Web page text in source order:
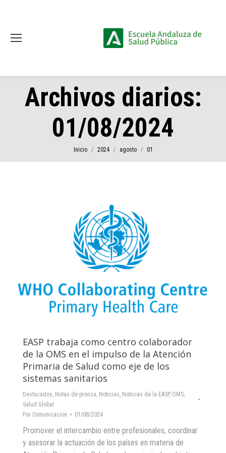
Archivos diarios:
01/08/2024
Estás aquí:
Inicio 2024 agosto 01
EASP trabaja como centro colaborador
de la OMS en el impulso de la Atención
Primaria de Salud como eje de los
sistemas sanitarios
Destacados, Notas de prensa, Noticias, Noticias de la EASP, OMS,
Salud Global
Por Comunicacion 01/08/2024
Promover el intercambio entre profesionales, coordinar
y asesorar la actuación de los países en materia de